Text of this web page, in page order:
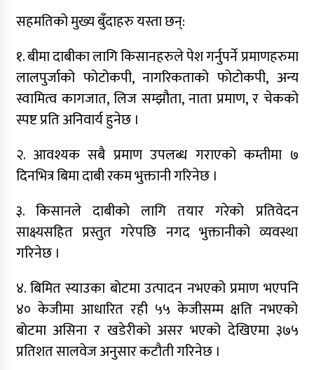
दुर्घटना, एकको मृत्यु
डाेल्पाकाे जगदुल्लाबाट जुम्ला आउँदै गरेकाे जिप
दुर्घटना, एकको मृत्यु
सहमतिको मुख्य बुँदाहरु यस्ता छन्:
१. बीमा दाबीका लागि किसानहरुले पेश गर्नुपर्ने प्रमाणहरुमा
लालपुर्जाको फोटोकपी, नागरिकताको फोटोकपी, अन्य
स्वामित्व कागजात, लिज सम्झौता, नाता प्रमाण, र चेकको
स्पष्ट प्रति अनिवार्य हुनेछ ।
२. आवश्यक सबै प्रमाण उपलब्ध गराएको कम्तीमा ७
दिनभित्र बिमा दाबी रकम भुक्तानी गरिनेछ ।
३. किसानले दाबीको लागि तयार गरेको प्रतिवेदन
साक्ष्यसहित प्रस्तुत गरेपछि नगद भुक्तानीको व्यवस्था
गरिनेछ ।
४. बिमित स्याउका बोटमा उत्पादन नभएको प्रमाण भएपनि
४० केजीमा आधारित रही ५५ केजीसम्म क्षति नभएको
बोटमा असिना र खडेरीको असर भएको देखिएमा ३७५
प्रतिशत सालवेज अनुसार कटौती गरिनेछ ।